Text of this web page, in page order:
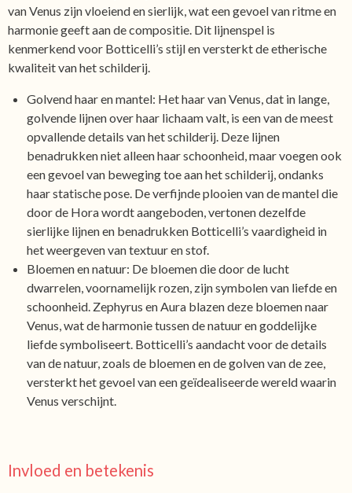
van Venus zijn vloeiend en sierlijk, wat een gevoel van ritme en
harmonie geeft aan de compositie. Dit lijnenspel is
kenmerkend voor Botticelli’s stijl en versterkt de etherische
kwaliteit van het schilderij.
Golvend haar en mantel: Het haar van Venus, dat in lange,
golvende lijnen over haar lichaam valt, is een van de meest
opvallende details van het schilderij. Deze lijnen
benadrukken niet alleen haar schoonheid, maar voegen ook
een gevoel van beweging toe aan het schilderij, ondanks
haar statische pose. De verfijnde plooien van de mantel die
door de Hora wordt aangeboden, vertonen dezelfde
sierlijke lijnen en benadrukken Botticelli’s vaardigheid in
het weergeven van textuur en stof.
Bloemen en natuur: De bloemen die door de lucht
dwarrelen, voornamelijk rozen, zijn symbolen van liefde en
schoonheid. Zephyrus en Aura blazen deze bloemen naar
Venus, wat de harmonie tussen de natuur en goddelijke
liefde symboliseert. Botticelli’s aandacht voor de details
van de natuur, zoals de bloemen en de golven van de zee,
versterkt het gevoel van een geïdealiseerde wereld waarin
Venus verschijnt.
Invloed en betekenis